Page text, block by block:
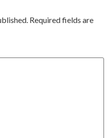
Required fields are